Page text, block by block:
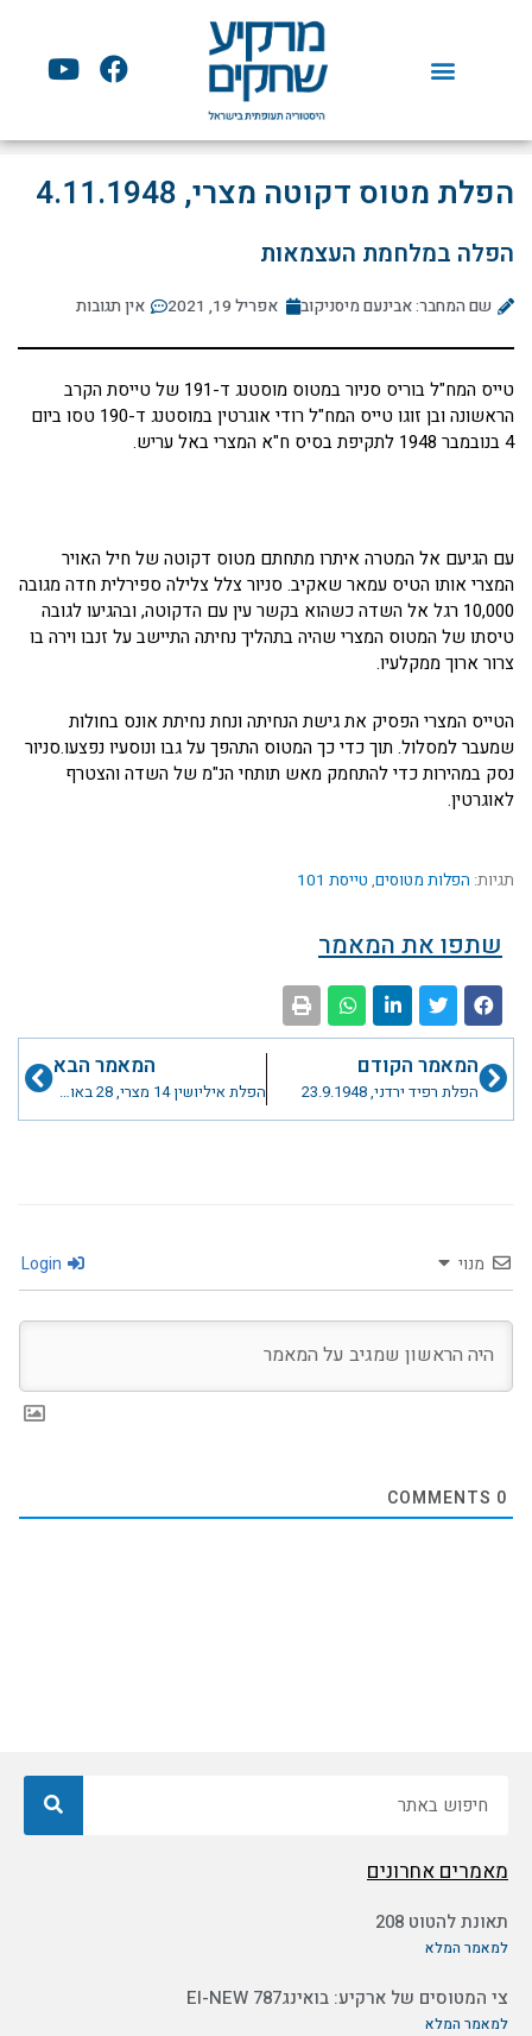
F
a
e
b
o
Y
o
t
u
b הפלת מטוס דקוטה מצרי, 4.11.1948
הפלה במלחמת העצמאות
שם המחבר: אבינעם מיסניקוב אפריל 19, 2021 אין תגובות
טייס המח"ל בוריס סניור במטוס מוסטנג ד-191 של טייסת הקרב
הראשונה ובן זוגו טייס המח"ל רודי אוגרטין במוסטנג ד-190 טסו ביום
4 בנובמבר 1948 לתקיפת בסיס ח"א המצרי באל עריש.
עם הגיעם אל המטרה איתרו מתחתם מטוס דקוטה של חיל האויר
המצרי אותו הטיס עמאר שאקיב. סניור צלל צלילה ספירלית חדה מגובה
10,000 רגל אל השדה כשהוא בקשר עין עם הדקוטה, ובהגיעו לגובה
טיסתו של המטוס המצרי שהיה בתהליך נחיתה התיישב על זנבו וירה בו
צרור ארוך ממקלעיו.
הטייס המצרי הפסיק את גישת הנחיתה ונחת נחיתת אונס בחולות
שמעבר למסלול. תוך כדי כך המטוס התהפך על גבו ונוסעיו נפצעו.סניור
נסק במהירות כדי להתחמק מאש תותחי הנ"מ של השדה והצטרף
לאוגרטין.
תגיות: הפלות מטוסים, טייסת 101
שתפו את המאמר
קודםהמאמר הקודם
הפלת רפיד ירדני, 23.9.1948
המאמר הבא
הפלת איליושין 14 מצרי, 28 באוקטובר 1956-הפלה ראשונה לטייסת 119
הבא
מנוי
0
מאמרים אחרונים
תאונת להטוט 208
למאמר המלא
צי המטוסים של ארקיע: בואינג787 EI-NEW
למאמר המלא